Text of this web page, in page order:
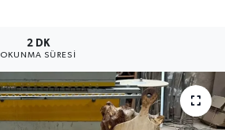
2 DK
OKUNMA SÜRESI